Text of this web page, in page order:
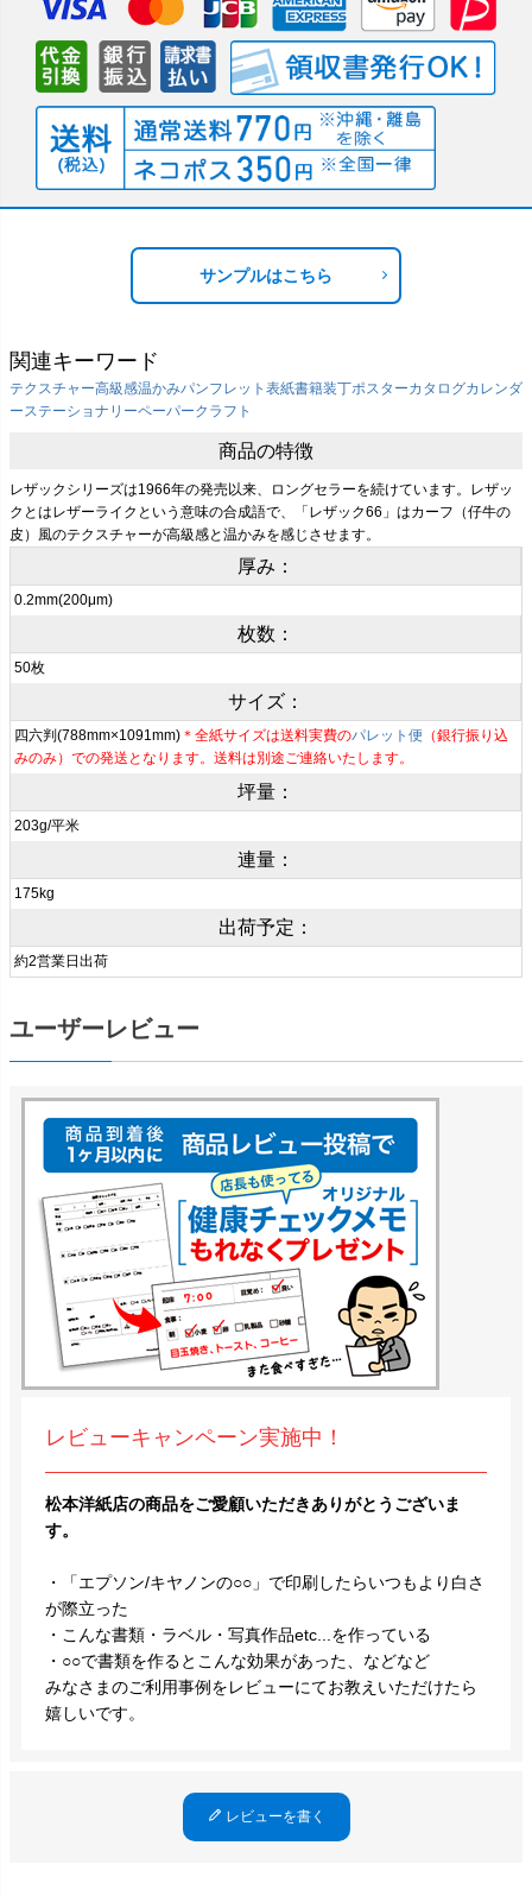
サンプルはこちら
関連キーワード
テクスチャー高級感温かみパンフレット表紙書籍装丁ポスターカタログカレンダ
ーステーショナリーペーパークラフト
商品の特徴
レザックシリーズは1966年の発売以来、ロングセラーを続けています。レザッ
クとはレザーライクという意味の合成語で、「レザック66」はカーフ（仔牛の
皮）風のテクスチャーが高級感と温かみを感じさせます。
厚み：
0.2mm(200μm)
枚数：
50枚
サイズ：
四六判(788mm×1091mm) ＊全紙サイズは送料実費のパレット便 （銀行振り込
みのみ）での発送となります。送料は別途ご連絡いたします。
坪量：
203g/平米
連量：
175kg
出荷予定：
約2営業日出荷
ユーザーレビュー
レビューキャンペーン実施中！
松本洋紙店の商品をご愛顧いただきありがとうございま
す。
・「エプソン/キヤノンの○○」で印刷したらいつもより白さ
が際立った
・こんな書類・ラベル・写真作品etc...を作っている
・○○で書類を作るとこんな効果があった、などなど
みなさまのご利用事例をレビューにてお教えいただけたら
嬉しいです。
レビューを書く